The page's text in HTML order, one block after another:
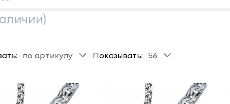
по артикулу Показывать: 56